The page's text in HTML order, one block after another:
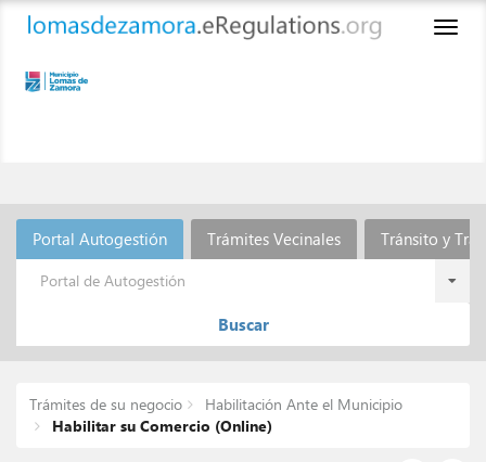
Portal Autogestión Trámites Vecinales Tránsito y
Portal de Autogestión
Buscar
Trámites de su negocio
Habilitación Ante el Municipio
Habilitar su Comercio (Online)